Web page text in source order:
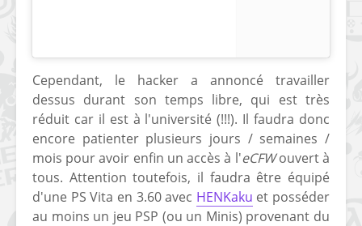
Cependant, le hacker a annoncé travailler
dessus durant son temps libre, qui est très
réduit car il est à l'université (!!!). Il faudra donc
encore patienter plusieurs jours / semaines /
mois pour avoir enfin un accès à l'eCFWouvert à
tous. Attention toutefois, il faudra être équipé
d'une PS Vita en 3.60 avec HENKaku et posséder
au moins un jeu PSP (ou un Minis) provenant du